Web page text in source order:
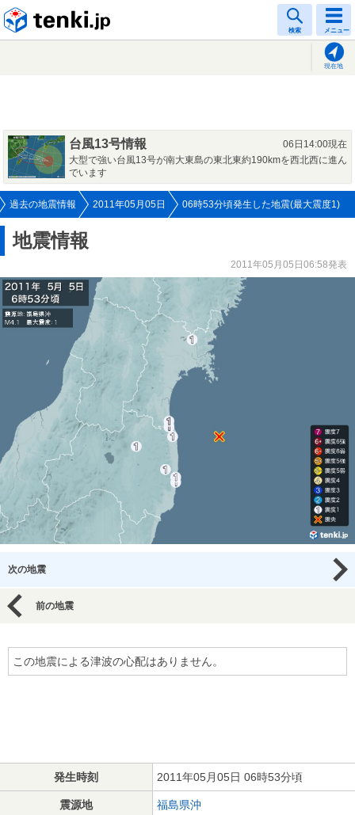
検索 メニュー
現在地
台風13号情報
06日14:00現在
大型で強い台風13号が南大東島の東北東約190kmを西北西に進ん
でいます
過去の地震情報 2011年05月05日 06時53分頃発生した地震(最大震度1)
地震情報
2011年05月05日06:58発表
次の地震
前の地震
この地震による津波の心配はありません。
発生時刻 2011年05月05日 06時53分頃
震源地 福島県沖